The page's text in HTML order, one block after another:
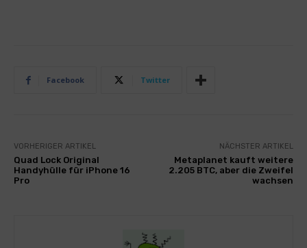
Facebook Twitter
VORHERIGER ARTIKEL
Quad Lock Original
Handyhülle für iPhone 16
Pro
NÄCHSTER ARTIKEL
Metaplanet kauft weitere
2.205 BTC, aber die Zweifel
wachsen